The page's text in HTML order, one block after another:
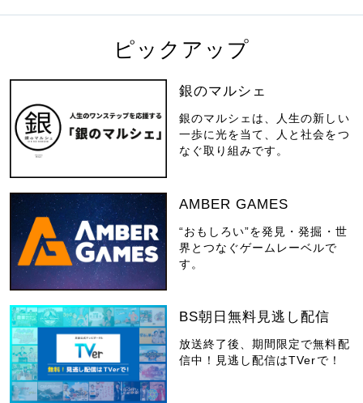
ピックアップ
銀のマルシェ
銀のマルシェは、人生の新しい
一歩に光を当て、人と社会をつ
なぐ取り組みです。
AMBER GAMES
“おもしろい”を発見・発掘・世
界とつなぐゲームレーベルで
す。
BS朝日無料見逃し配信
放送終了後、期間限定で無料配
信中！見逃し配信はTVerで！